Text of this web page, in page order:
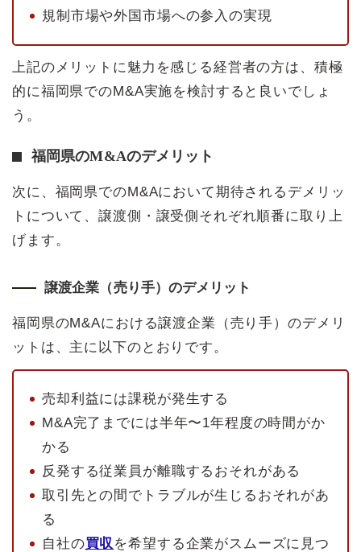
規制市場や外国市場への参入の実現
上記のメリットに魅力を感じる経営者の方は、積極
的に福岡県でのM&A実施を検討すると良いでしょ
う。
福岡県のM&Aのデメリット
次に、福岡県でのM&Aにおいて期待されるデメリッ
トについて、譲渡側・譲受側それぞれ順番に取り上
げます。
譲渡企業（売り手）のデメリット
福岡県のM&Aにおける譲渡企業（売り手）のデメリ
ットは、主に以下のとおりです。
売却利益には課税が発生する
M&A完了までには半年〜1年程度の時間がか
かる
反発する従業員が離職するおそれがある
取引先との間でトラブルが生じるおそれがあ
る
自社の買収 を希望する企業がスムーズに見つ